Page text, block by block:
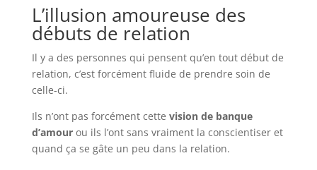
L’illusion amoureuse des
débuts de relation
Il y a des personnes qui pensent qu’en tout début de
relation, c’est forcément fluide de prendre soin de
celle-ci.
Ils n’ont pas forcément cette vision de banque
d’amourou ils l’ont sans vraiment la conscientiser et
quand ça se gâte un peu dans la relation.